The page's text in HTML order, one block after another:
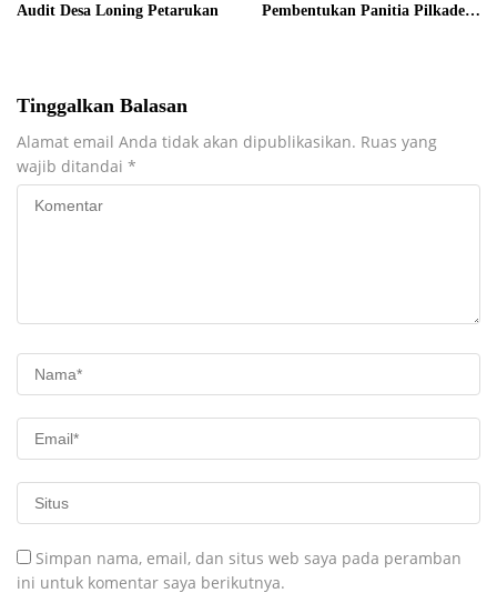
Audit Desa Loning Petarukan
Pembentukan Panitia Pilkades
Tinggalkan Balasan
Alamat email Anda tidak akan dipublikasikan. Ruas yang
wajib ditandai *
Simpan nama, email, dan situs web saya pada peramban
ini untuk komentar saya berikutnya.